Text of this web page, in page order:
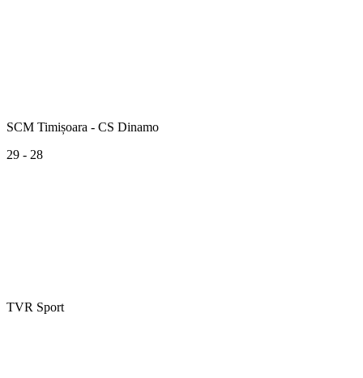
SCM Timișoara - CS Dinamo
29 - 28
TVR Sport